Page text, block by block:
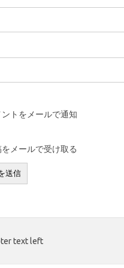
トをメールで通知
メールで受け取る
text left